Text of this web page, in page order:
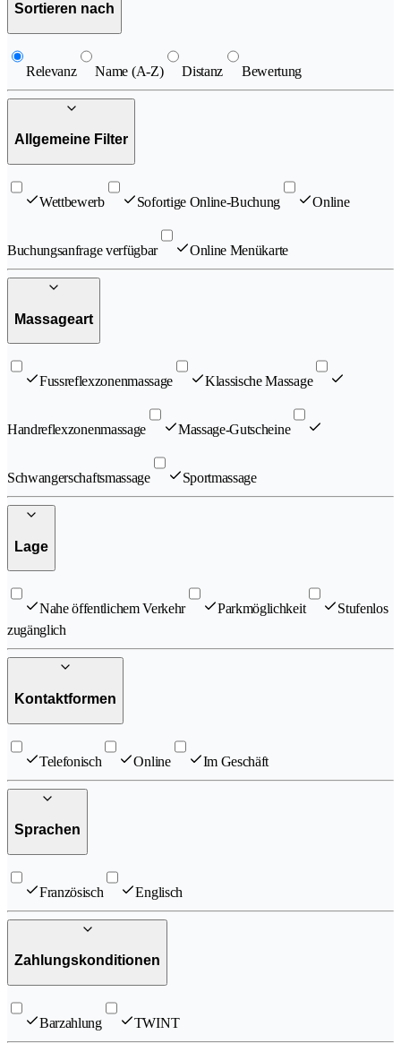
Sortieren nach
Relevanz Name (A-Z) Distanz Bewertung
Allgemeine Filter
Wettbewerb Sofortige Online-Buchung Online
Buchungsanfrage verfügbar Online Menükarte
Massageart
Fussreflexzonenmassage Klassische Massage
Handreflexzonenmassage Massage-Gutscheine
Schwangerschaftsmassage Sportmassage
Lage
Nahe öffentlichem Verkehr Parkmöglichkeit
Stufenlos
zugänglich
Kontaktformen
Telefonisch Online Im Geschäft
Sprachen
Französisch Englisch
Zahlungskonditionen
Barzahlung TWINT